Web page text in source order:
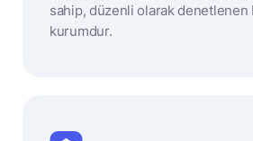
sahip, düzenli olarak denetlenen
kurumdur.